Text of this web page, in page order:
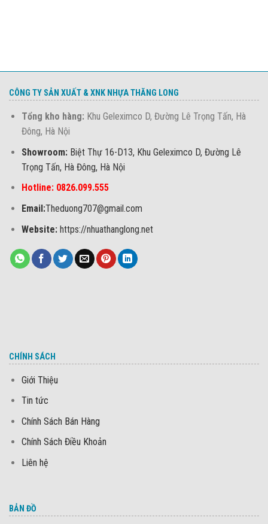
CÔNG TY SẢN XUẤT & XNK NHỰA THĂNG LONG
Tổng kho hàng: Khu Geleximco D, Đường Lê Trọng Tấn, Hà
Đông, Hà Nội
Showroom: Biệt Thự 16-D13, Khu Geleximco D, Đường Lê
Trọng Tấn, Hà Đông, Hà Nội
Hotline: 0826.099.555
Email:Theduong707@gmail.com
Website:https://nhuathanglong.net
CHÍNH SÁCH
Giới Thiệu
Tin tức
Chính Sách Bán Hàng
Chính Sách Điều Khoản
Liên hệ
BẢN ĐỒ